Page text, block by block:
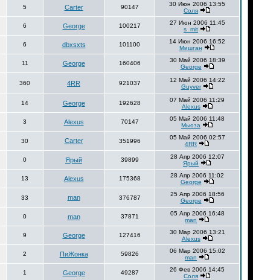
5 Carter 90147
30 Июн 2006 13:55
Соля
6 George 100217
27 Июн 2006 11:45
s_mit
6 dbxsxts 101100
14 Июн 2006 16:52
Мишган
11 George 160406
30 Май 2006 18:39
George
360 4RR 921037
12 Май 2006 14:22
Guyver
14 George 192628
07 Май 2006 11:29
Alexus
3 Alexus 70147
05 Май 2006 11:48
Мьюза
30 Carter 351996
05 Май 2006 02:57
4RR
0 Ярый 39899
28 Апр 2006 12:07
Ярый
13 Alexus 175368
28 Апр 2006 11:02
George
33 man 376787
25 Апр 2006 18:56
George
0 man 37871
05 Апр 2006 16:48
man
9 George 127416
30 Мар 2006 13:21
Alexus
2 ПиЖонка 59826
06 Мар 2006 15:02
man
1 George 49287
26 Фев 2006 14:45
Соля